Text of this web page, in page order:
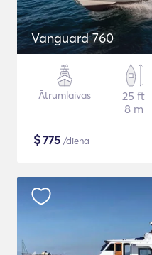
Vanguard 760
Ātrumlaivas
25 ft
8 m
$775 /diena